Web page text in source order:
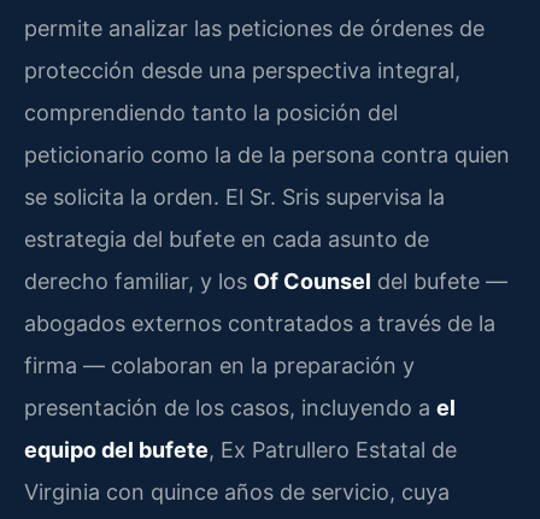
permite analizar las peticiones de órdenes de
protección desde una perspectiva integral,
comprendiendo tanto la posición del
peticionario como la de la persona contra quien
se solicita la orden. El Sr. Sris supervisa la
estrategia del bufete en cada asunto de
derecho familiar, y los Of Counsel del bufete —
abogados externos contratados a través de la
firma — colaboran en la preparación y
presentación de los casos, incluyendo a el
equipo del bufete, Ex Patrullero Estatal de
Virginia con quince años de servicio, cuya